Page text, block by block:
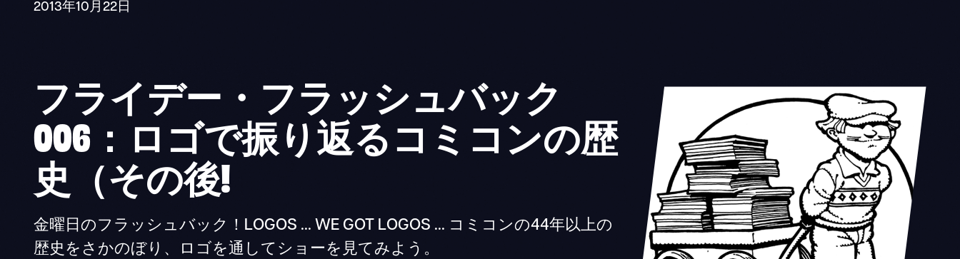
2013年10月22日
フライデー・フラッシュバック
006：ロゴで振り返るコミコンの歴
史（その後!
金曜日のフラッシュバック！LOGOS ... WE GOT LOGOS ... コミコンの44年以上の
歴史をさかのぼり、ロゴを通してショーを見てみよう。